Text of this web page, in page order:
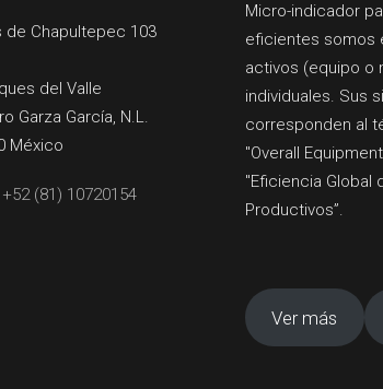
de Chapultepec 103
del Valle
Garza García, N.L.
México
+52 (81) 10720154
Micro-indicador
eficientes somos
activos (equipo o
individuales. Sus
corresponden al
"Overall
"Eficiencia Global
Productivos”.
Ver más